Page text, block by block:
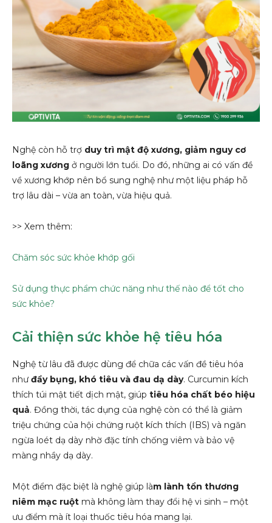
Nghệ còn hỗ trợ duy trì mật độ xương, giảm nguy cơ
loãng xương ở người lớn tuổi. Do đó, những ai có vấn đề
về xương khớp nên bổ sung nghệ như một liệu pháp hỗ
trợ lâu dài – vừa an toàn, vừa hiệu quả.
>> Xem thêm:
Chăm sóc sức khỏe khớp gối
Sử dụng thực phẩm chức năng như thế nào để tốt cho
sức khỏe?
Cải thiện sức khỏe hệ tiêu hóa
Nghệ từ lâu đã được dùng để chữa các vấn đề tiêu hóa
nhưđầy bụng, khó tiêu và đau dạ dày. Curcumin kích
thích túi mật tiết dịch mật, giúp tiêu hóa chất béo hiệu
quả. Đồng thời, tác dụng của nghệ còn có thể là giảm
triệu chứng của hội chứng ruột kích thích (IBS) và ngăn
ngừa loét dạ dày nhờ đặc tính chống viêm và bảo vệ
màng nhầy dạ dày.
Một điểm đặc biệt là nghệ giúp làm lành tổn thương
niêm mạc ruột mà không làm thay đổi hệ vi sinh – một
ưu điểm mà ít loại thuốc tiêu hóa mang lại.